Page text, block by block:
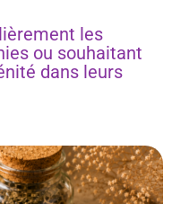
les
ou souhaitant
dans leurs